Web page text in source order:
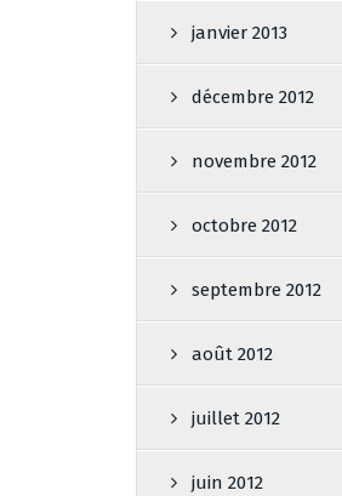
janvier 2013
décembre 2012
novembre 2012
octobre 2012
septembre 2012
août 2012
juillet 2012
juin 2012